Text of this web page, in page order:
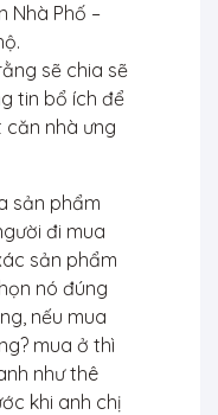
Nhà Phố –
sẽ chia sẽ
tin bổ ích để
nhà ưng
sản phẩm
đi mua
sản phẩm
nó đúng
nếu mua
mua ở thì
như thê
khi anh chị